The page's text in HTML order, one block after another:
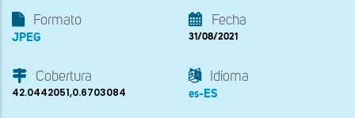
Formato
JPEG
Fecha
31/08/2021
Cobertura
42.0442051,0.6703084
Idioma
es-ES